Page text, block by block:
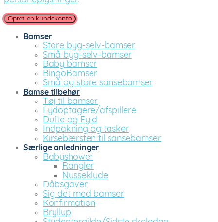
Opret en kundekonto
Bamser
Store byg-selv-bamser
Små byg-selv-bamser
Baby bamser
BingoBamser
Små og store sansebamser
Bamse tilbehør
Tøj til bamser
Lydoptagere/afspillere
Dufte og Fyld
Indpakning og tasker
Kirsebærsten til sansebamser
Særlige anledninger
Babyshower
Rangler
Nusseklude
Dåbsgaver
Sig det med bamser
Konfirmation
Bryllup